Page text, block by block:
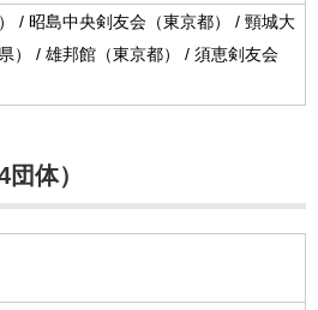
/ 昭島中央剣友会（東京都） / 頸城大
） / 雄邦館（東京都） / 須恵剣友会
体）